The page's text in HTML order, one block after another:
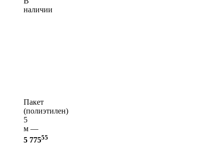
наличии
Пакет
(полиэтилен)
5
м —
5 77555